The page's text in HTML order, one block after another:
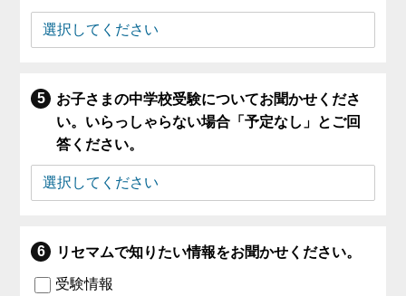
お子さまの中学校受験についてお聞かせくださ
い。いらっしゃらない場合「予定なし」とご回
答ください。
リセマムで知りたい情報をお聞かせください。
受験情報